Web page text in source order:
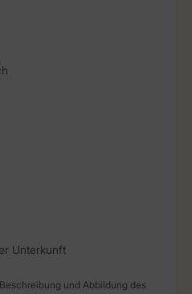
Unterkunft
und Abbildung des